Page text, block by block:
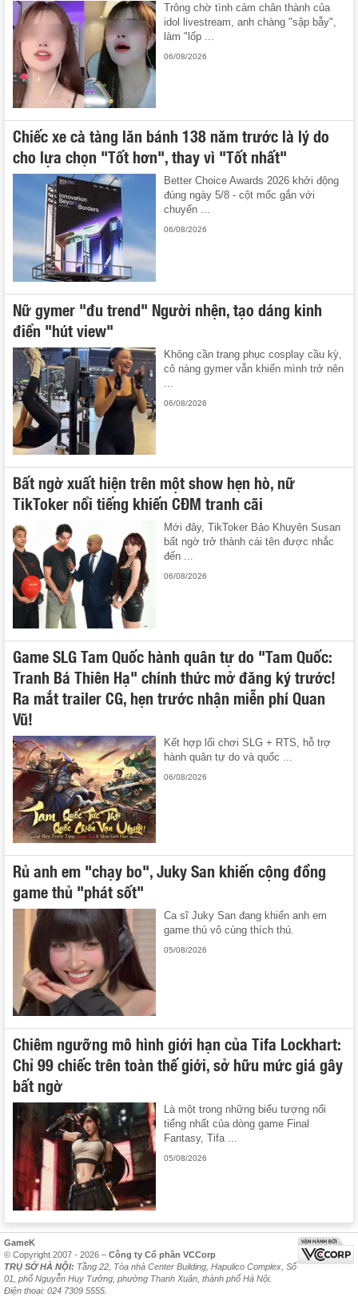
Trông chờ tình cảm chân thành của
idol livestream, anh chàng "sập bẫy",
làm "lốp ...
06/08/2026
Chiếc xe cà tàng lăn bánh 138 năm trước là lý do
cho lựa chọn "Tốt hơn", thay vì "Tốt nhất"
Better Choice Awards 2026 khởi động
đúng ngày 5/8 - cột mốc gắn với
chuyến ...
06/08/2026
Nữ gymer "đu trend" Người nhện, tạo dáng kinh
điển "hút view"
Không cần trang phục cosplay cầu kỳ,
cô nàng gymer vẫn khiến mình trở nên
06/08/2026
Bất ngờ xuất hiện trên một show hẹn hò, nữ
TikToker nổi tiếng khiến CĐM tranh cãi
Mới đây, TikToker Bảo Khuyên Susan
bất ngờ trở thành cái tên được nhắc
đến ...
06/08/2026
Game SLG Tam Quốc hành quân tự do "Tam Quốc:
Tranh Bá Thiên Hạ" chính thức mở đăng ký trước!
Ra mắt trailer CG, hẹn trước nhận miễn phí Quan
Vũ!
Kết hợp lối chơi SLG + RTS, hỗ trợ
hành quân tự do và quốc ...
06/08/2026
Rủ anh em "chạy bo", Juky San khiến cộng đồng
game thủ "phát sốt"
Ca sĩ Juky San đang khiến anh em
game thủ vô cùng thích thú.
05/08/2026
Chiêm ngưỡng mô hình giới hạn của Tifa Lockhart:
Chỉ 99 chiếc trên toàn thế giới, sở hữu mức giá gây
bất ngờ
Là một trong những biểu tượng nổi
tiếng nhất của dòng game Final
Fantasy, Tifa ...
05/08/2026
GameK
© Copyright 2007 - 2026 – Công ty Cổ phần VCCorp
TRỤ SỞ HÀ NỘI: Tầng 22, Tòa nhà Center Building, Hapulico Complex, Số
01, phố Nguyễn Huy Tưởng, phường Thanh Xuân, thành phố Hà Nội.
Điện thoại: 024 7309 5555.